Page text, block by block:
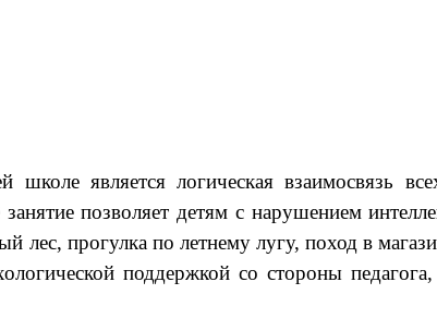
является логическая взаимосвязь
позволяет детям с нарушением
прогулка по летнему лугу, поход в
поддержкой со стороны